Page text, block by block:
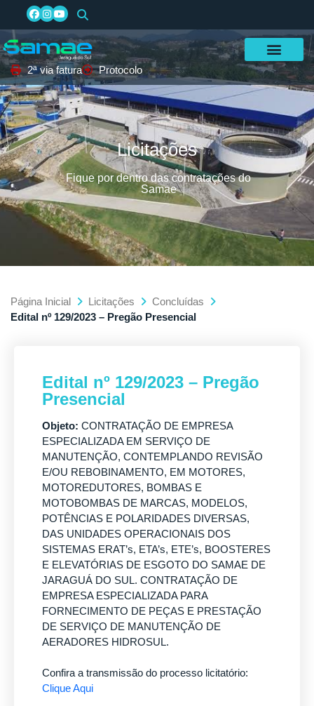
2ª via fatura Protocolo
Licitações
Fique por dentro das contratações do
Samae
Página Inicial Licitações
Concluídas
Edital nº 129/2023 – Pregão Presencial
Edital nº 129/2023 – Pregão
Presencial
Objeto: CONTRATAÇÃO DE EMPRESA
ESPECIALIZADA EM SERVIÇO DE
MANUTENÇÃO, CONTEMPLANDO REVISÃO
E/OU REBOBINAMENTO, EM MOTORES,
MOTOREDUTORES, BOMBAS E
MOTOBOMBAS DE MARCAS, MODELOS,
POTÊNCIAS E POLARIDADES DIVERSAS,
DAS UNIDADES OPERACIONAIS DOS
SISTEMAS ERAT’s, ETA’s, ETE’s, BOOSTERES
E ELEVATÓRIAS DE ESGOTO DO SAMAE DE
JARAGUÁ DO SUL. CONTRATAÇÃO DE
EMPRESA ESPECIALIZADA PARA
FORNECIMENTO DE PEÇAS E PRESTAÇÃO
DE SERVIÇO DE MANUTENÇÃO DE
AERADORES HIDROSUL.
Confira a transmissão do processo licitatório:
Clique Aqui